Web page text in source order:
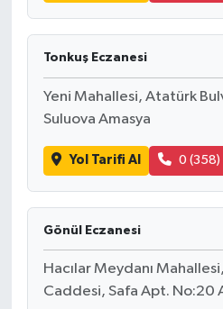
Tonkuş Eczanesi
Yeni Mahallesi, Atatürk
Suluova Amasya
Yol Tarifi Al 0 (358)
Gönül Eczanesi
Hacılar Meydanı
Caddesi, Safa Apt. No:20